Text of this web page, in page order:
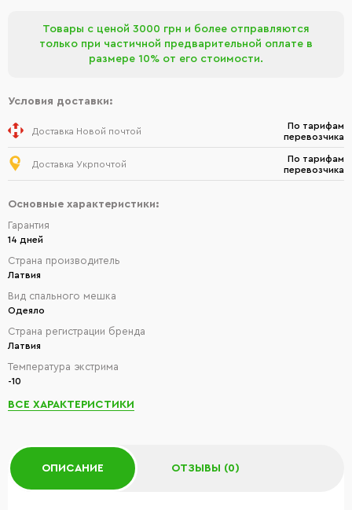
Товары с ценой 3000 грн и более отправляются
только при частичной предварительной оплате в
размере 10% от его стоимости.
Условия доставки:
Доставка Новой почтой
По тарифам
перевозчика
Доставка Укрпочтой
По тарифам
перевозчика
Основные характеристики:
Гарантия
14 дней
Страна производитель
Латвия
Вид спального мешка
Одеяло
Страна регистрации бренда
Латвия
Температура экстрима
-10
ВСЕ ХАРАКТЕРИСТИКИ
ОПИСАНИЕ ОТЗЫВЫ (0)